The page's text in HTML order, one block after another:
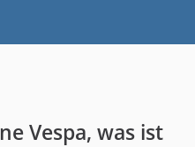
Vespa, was ist